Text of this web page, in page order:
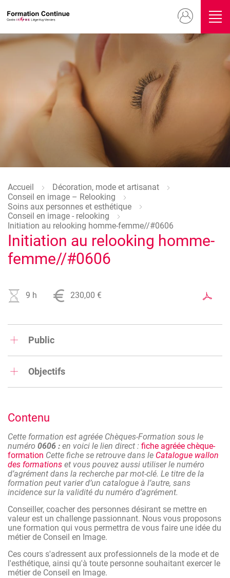
au
contenu
principal
Menu
du
compte
l'utilisateur
Image
Fil
d'Ariane
Accueil
Décoration, mode et artisanat
Conseil en image – Relooking
Soins aux personnes et esthétique
Conseil en image - relooking
Initiation au relooking homme-femme//#0606
Initiation au relooking homme-
femme//#0606
9 h 230,00 €
Public
Objectifs
métier de Conseil en Image.
Ces cours s'adressent aux professionnels de la mode et de
l'esthétique, ainsi qu'à toute personne souhaitant exercer le
métier de Conseil en Image.
Contenu
Cette formation est agréée Chèques-Formation sous le
numéro 0606 : en voici le lien direct : fiche agréée chèque-
formation Cette fiche se retrouve dans le Catalogue wallon
des formations et vous pouvez aussi utiliser le numéro
d’agrément dans la recherche par mot-clé. Le titre de la
formation peut varier d’un catalogue à l’autre, sans
incidence sur la validité du numéro d’agrément.
Conseiller, coacher des personnes désirant se mettre en
valeur est un challenge passionnant. Nous vous proposons
une formation qui vous permettra de vous faire une idée du
métier de Conseil en Image.
Ces cours s'adressent aux professionnels de la mode et de
l'esthétique, ainsi qu'à toute personne souhaitant exercer le
métier de Conseil en Image.